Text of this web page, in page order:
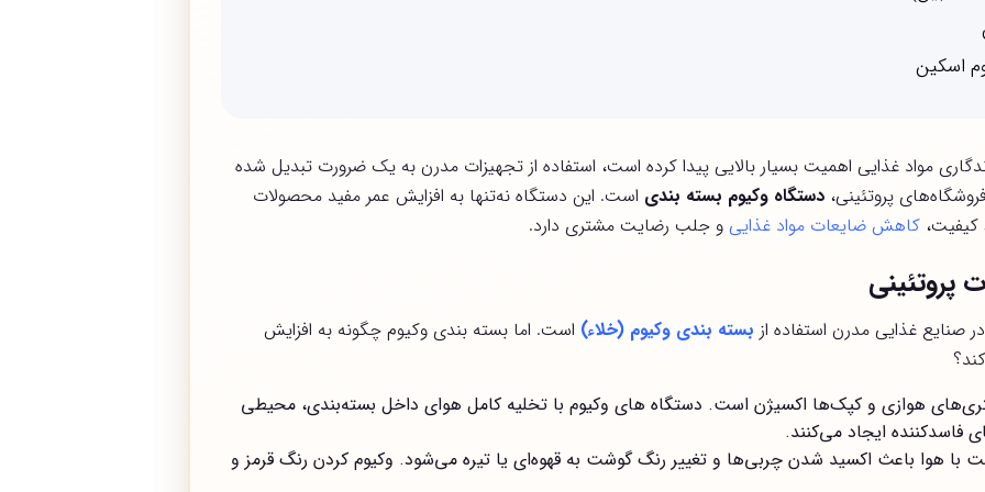
مواد غذایی اهمیت بسیار بالایی پیدا کرده است، استفاده از تجهیزات مدرن به یک ضرورت تبدیل شده
پروتئینی، دستگاه وکیوم بسته بندی است. این دستگاه نه‌تنها به افزایش عمر مفید محصولات
کاهش ضایعات مواد غذایی و جلب رضایت مشتری دارد.
پروتئینی
صنایع غذایی مدرن استفاده از بسته بندی وکیوم (خلاء) است. اما بسته بندی وکیوم چگونه به افزایش
هوازی و کپک‌ها اکسیژن است. دستگاه های وکیوم با تخلیه کامل هوای داخل بسته‌بندی، محیطی
فاسدکننده ایجاد می‌کنند.
هوا باعث اکسید شدن چربی‌ها و تغییر رنگ گوشت به قهوه‌ای یا تیره می‌شود. وکیوم کردن رنگ قرمز و